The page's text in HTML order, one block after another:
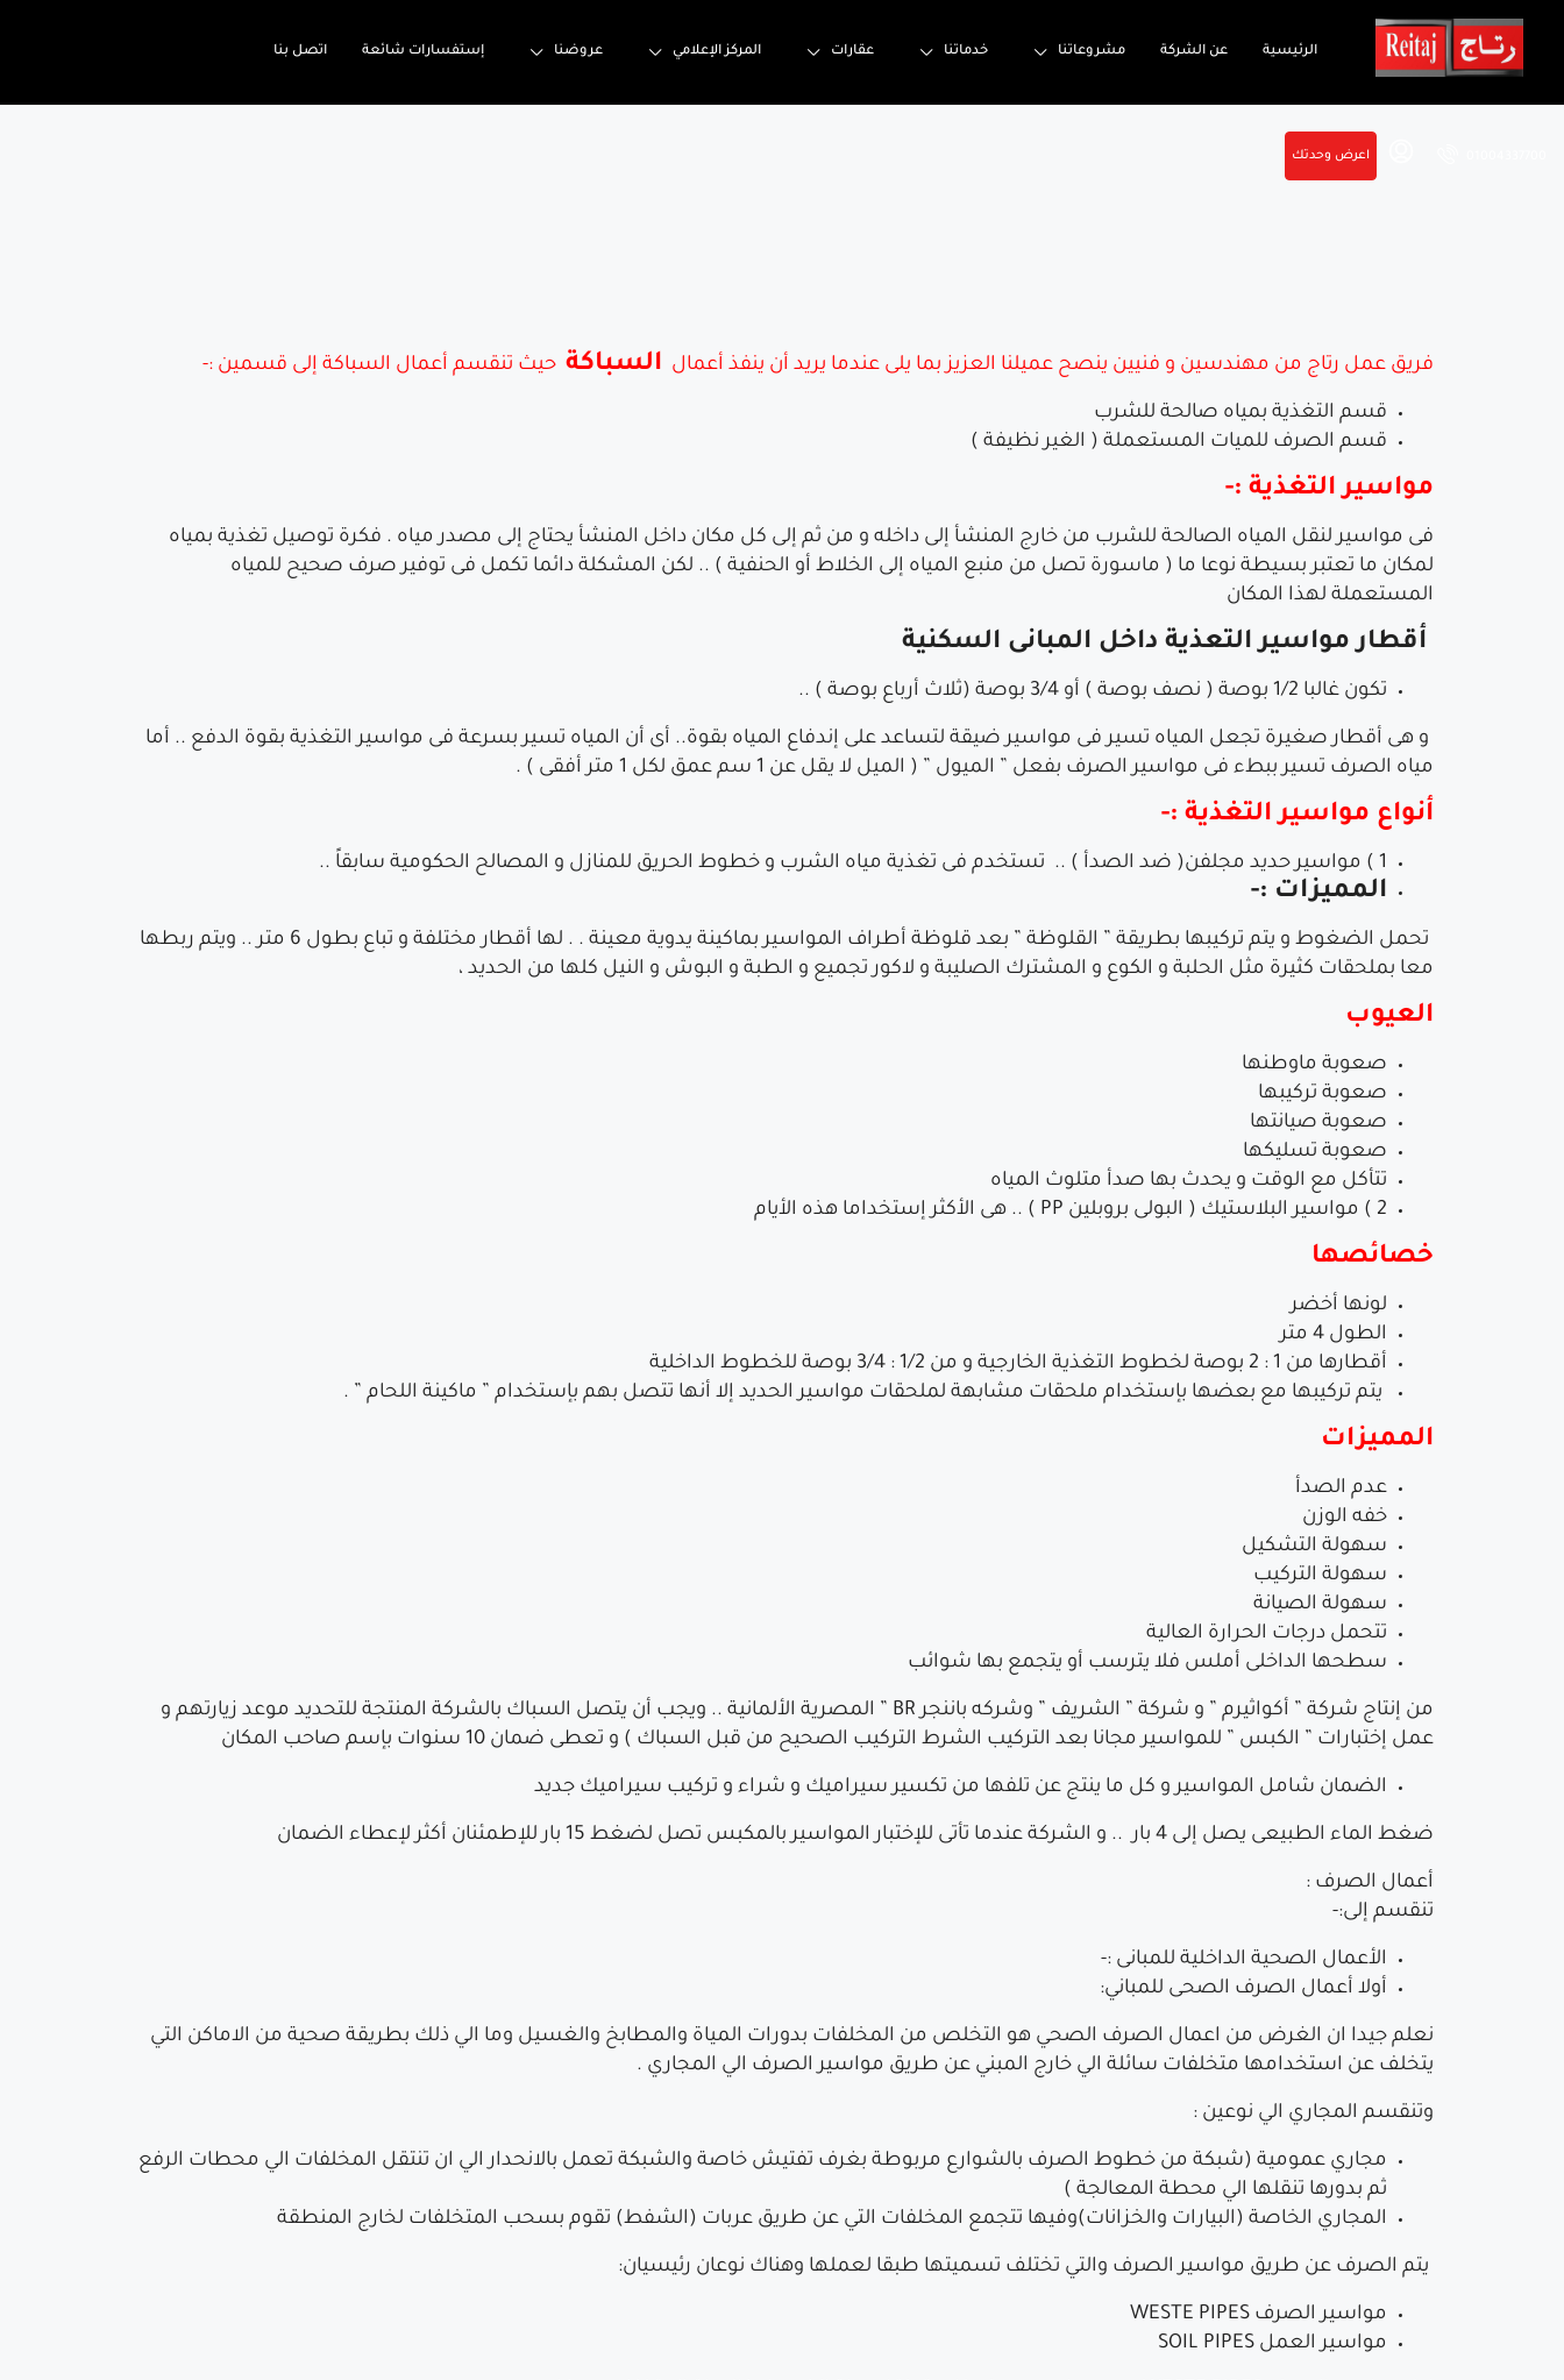
الرئيسية عن الشركة مشروعاتنا خدماتنا عقارات المركز الإعلامي عروضنا إستفسارات شائعة اتصل بنا
اعرض وحدتك
فريق عمل رتاج من مهندسين و فنيين ينصح عميلنا العزيز بما يلى عندما يريد أن ينفذ أعمال السباكة حيث تنقسم أعمال السباكة إلى قسمين :-
قسم التغذية بمياه صالحة للشرب
قسم الصرف للميات المستعملة ( الغير نظيفة )
مواسير التغذية :-
فى مواسير لنقل المياه الصالحة للشرب من خارج المنشأ إلى داخله و من ثم إلى كل مكان داخل المنشأ يحتاج إلى مصدر مياه . فكرة توصيل تغذية بمياه
لمكان ما تعتبر بسيطة نوعا ما ( ماسورة تصل من منبع المياه إلى الخلاط أو الحنفية ) .. لكن المشكلة دائما تكمل فى توفير صرف صحيح للمياه
المستعملة لهذا المكان
أقطار مواسير التعذية داخل المبانى السكنية
تكون غالبا 1/2 بوصة ( نصف بوصة ) أو 3/4 بوصة (ثلاث أرباع بوصة ) ..
و هى أقطار صغيرة تجعل المياه تسير فى مواسير ضيقة لتساعد على إندفاع المياه بقوة.. أى أن المياه تسير بسرعة فى مواسير التغذية بقوة الدفع .. أما
مياه الصرف تسير ببطء فى مواسير الصرف بفعل ” الميول ” ( الميل لا يقل عن 1 سم عمق لكل 1 متر أفقى ) .
أنواع مواسير التغذية :-
1 ) مواسير حديد مجلفن( ضد الصدأ ) .. تستخدم فى تغذية مياه الشرب و خطوط الحريق للمنازل و المصالح الحكومية سابقاً ..
المميزات :-
تحمل الضغوط و يتم تركيبها بطريقة ” القلوظة ” بعد قلوظة أطراف المواسير بماكينة يدوية معينة . . لها أقطار مختلفة و تباع بطول 6 متر .. ويتم ربطها
معا بملحقات كثيرة مثل الحلبة و الكوع و المشترك الصليبة و لاكور تجميع و الطبة و البوش و النيل كلها من الحديد ،
العيوب
صعوبة ماوطنها
صعوبة تركيبها
صعوبة صيانتها
صعوبة تسليكها
تتأكل مع الوقت و يحدث بها صدأ متلوث المياه
2 ) مواسير البلاستيك ( البولى بروبلين PP ) .. هى الأكثر إستخداما هذه الأيام
خصائصها
لونها أخضر
الطول 4 متر
أقطارها من 1 : 2 بوصة لخطوط التغذية الخارجية و من 1/2 : 3/4 بوصة للخطوط الداخلية
يتم تركيبها مع بعضها بإستخدام ملحقات مشابهة لملحقات مواسير الحديد إلا أنها تتصل بهم بإستخدام ” ماكينة اللحام ” .
المميزات
عدم الصدأ
خفه الوزن
سهولة التشكيل
سهولة التركيب
سهولة الصيانة
تتحمل درجات الحرارة العالية
سطحها الداخلى أملس فلا يترسب أو يتجمع بها شوائب
من إنتاج شركة ” أكواثيرم ” و شركة ” الشريف ” وشركه باننجر BR ” المصرية الألمانية .. ويجب أن يتصل السباك بالشركة المنتجة للتحديد موعد زيارتهم و
عمل إختبارات ” الكبس ” للمواسير مجانا بعد التركيب الشرط التركيب الصحيح من قبل السباك ) و تعطى ضمان 10 سنوات بإسم صاحب المكان
الضمان شامل المواسير و كل ما ينتج عن تلفها من تكسير سيراميك و شراء و تركيب سيراميك جديد
ضغط الماء الطبيعى يصل إلى 4 بار .. و الشركة عندما تأتى للإختبار المواسير بالمكبس تصل لضغط 15 بار للإطمئنان أكثر لإعطاء الضمان
أعمال الصرف :
تنقسم إلى:-
الأعمال الصحية الداخلية للمبانى :-
أولا أعمال الصرف الصحى للمباني:
نعلم جيدا ان الغرض من اعمال الصرف الصحي هو التخلص من المخلفات بدورات المياة والمطابخ والغسيل وما الي ذلك بطريقة صحية من الاماكن التي
يتخلف عن استخدامها متخلفات سائلة الي خارج المبني عن طريق مواسير الصرف الي المجاري .
وتنقسم المجاري الي نوعين :
مجاري عمومية (شبكة من خطوط الصرف بالشوارع مربوطة بغرف تفتيش خاصة والشبكة تعمل بالانحدار الي ان تنتقل المخلفات الي محطات الرفع
ثم بدورها تنقلها الي محطة المعالجة )
المجاري الخاصة (البيارات والخزانات)وفيها تتجمع المخلفات التي عن طريق عربات (الشفط) تقوم بسحب المتخلفات لخارج المنطقة
يتم الصرف عن طريق مواسير الصرف والتي تختلف تسميتها طبقا لعملها وهناك نوعان رئيسيان:
مواسير الصرف WESTE PIPES
مواسير العمل SOIL PIPES